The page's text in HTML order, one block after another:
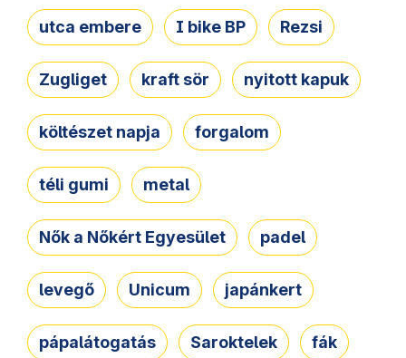
utca embere I bike BP Rezsi
Zugliget kraft sör nyitott kapuk
költészet napja forgalom
téli gumi metal
Nők a Nőkért Egyesület padel
levegő Unicum japánkert
pápalátogatás Saroktelek fák